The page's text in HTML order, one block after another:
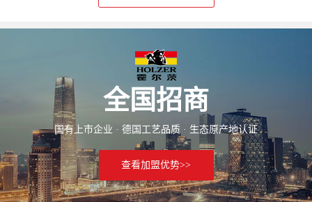
全国招商
国有上市企业 · 德国工艺品质 · 生态原产地认证
查看加盟优势>>